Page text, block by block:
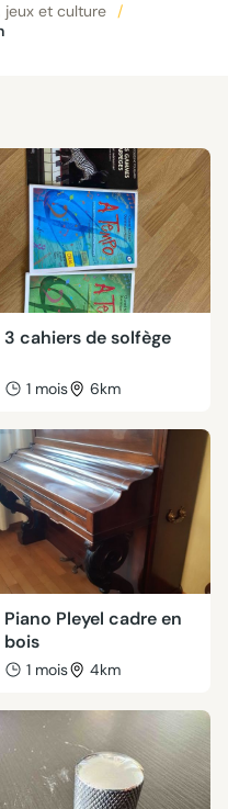
jeux et culture
/
3 cahiers de solfège
1 mois 6km
Piano Pleyel cadre en
bois
1 mois 4km